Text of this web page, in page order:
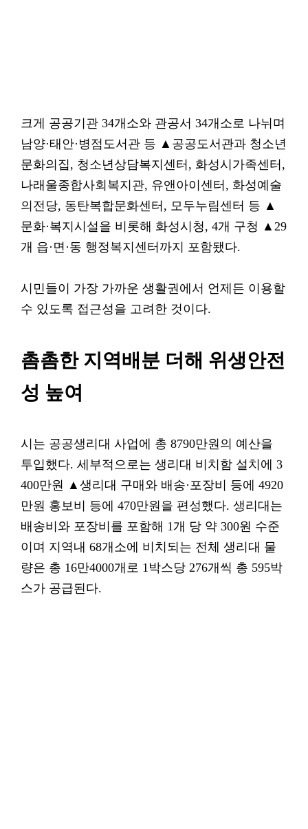
크게 공공기관 34개소와 관공서 34개소로 나뉘며
남양·태안·병점도서관 등 ▲공공도서관과 청소년
문화의집, 청소년상담복지센터, 화성시가족센터,
나래울종합사회복지관, 유앤아이센터, 화성예술
의전당, 동탄복합문화센터, 모두누림센터 등 ▲
문화·복지시설을 비롯해 화성시청, 4개 구청 ▲29
개 읍·면·동 행정복지센터까지 포함됐다.
시민들이 가장 가까운 생활권에서 언제든 이용할
수 있도록 접근성을 고려한 것이다.
촘촘한 지역배분 더해 위생안전
성 높여
시는 공공생리대 사업에 총 8790만원의 예산​을
투입했다. 세부적으로는 생리대 비치함 설치에 3
400만원 ▲​생리대 구매와 배송·포장비 등에 4920
만원 ​홍보비 등에 470만원을 편성했다. 생리대는
배송비와 포장비를 포함해 1개 당 약 300원 수준
이며 지역내 68개소에 비치되는 전체 생리대 물
량은 총 16만4000개​로 1박스당 276개씩 총 595박
스가 공급된다.